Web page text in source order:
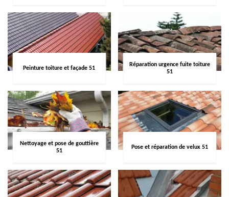
Peinture toiture et façade 51
Réparation urgence fuite toiture
51
Nettoyage et pose de gouttière
51
Pose et réparation de velux 51